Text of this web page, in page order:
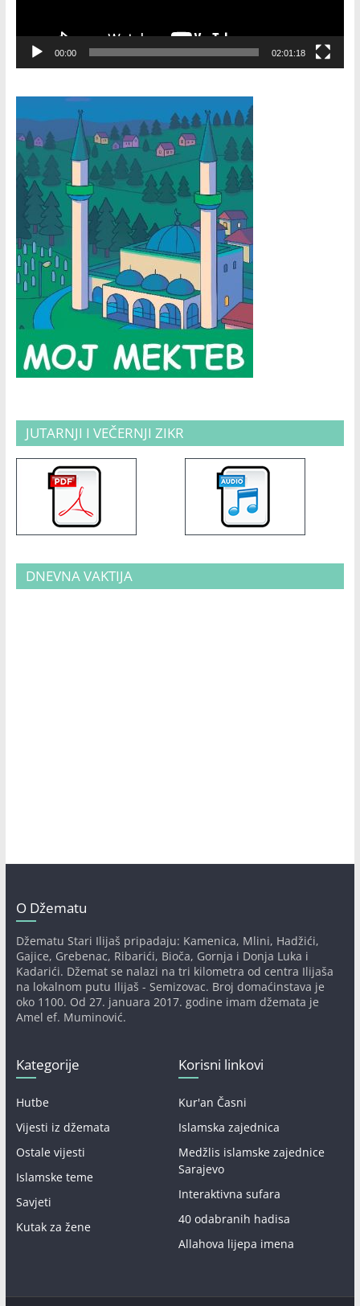
00:00 02:01:18
JUTARNJI I VEČERNJI ZIKR
DNEVNA VAKTIJA
O Džematu
Džematu Stari Ilijaš pripadaju: Kamenica, Mlini, Hadžići,
Gajice, Grebenac, Ribarići, Bioča, Gornja i Donja Luka i
Kadarići. Džemat se nalazi na tri kilometra od centra Ilijaša
na lokalnom putu Ilijaš - Semizovac. Broj domaćinstava je
oko 1100. Od 27. januara 2017. godine imam džemata je
Amel ef. Muminović.
Kategorije
Hutbe
Vijesti iz džemata
Ostale vijesti
Islamske teme
Savjeti
Kutak za žene
Korisni linkovi
Kur'an Časni
Islamska zajednica
Medžlis islamske zajednice
Sarajevo
Interaktivna sufara
40 odabranih hadisa
Allahova lijepa imena